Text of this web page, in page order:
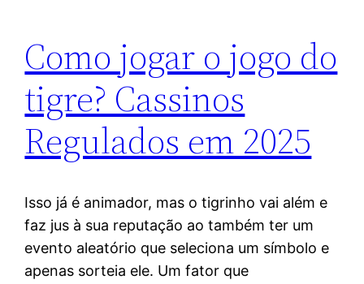
Como jogar o jogo do
tigre? Cassinos
Regulados em 2025
Isso já é animador, mas o tigrinho vai além e
faz jus à sua reputação ao também ter um
evento aleatório que seleciona um símbolo e
apenas sorteia ele. Um fator que